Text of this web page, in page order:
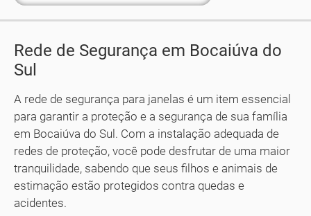
Rede de Segurança em Bocaiúva do
Sul
A rede de segurança para janelas é um item essencial
para garantir a proteção e a segurança de sua família
em Bocaiúva do Sul. Com a instalação adequada de
redes de proteção, você pode desfrutar de uma maior
tranquilidade, sabendo que seus filhos e animais de
estimação estão protegidos contra quedas e
acidentes.